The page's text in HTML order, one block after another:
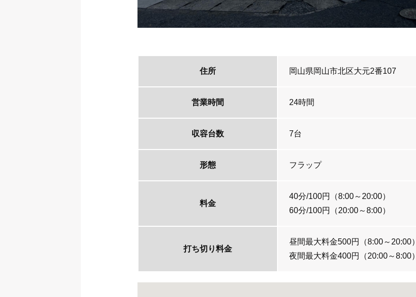
住所 岡山県岡山市北区大元2番107
営業時間 24時間
収容台数 7台
形態 フラップ
料金
40分/100円（8:00～20:00）
60分/100円（20:00～8:00）
打ち切り料金
昼間最大料金500円（8:00～20:00）
夜間最大料金400円（20:00～8:00）